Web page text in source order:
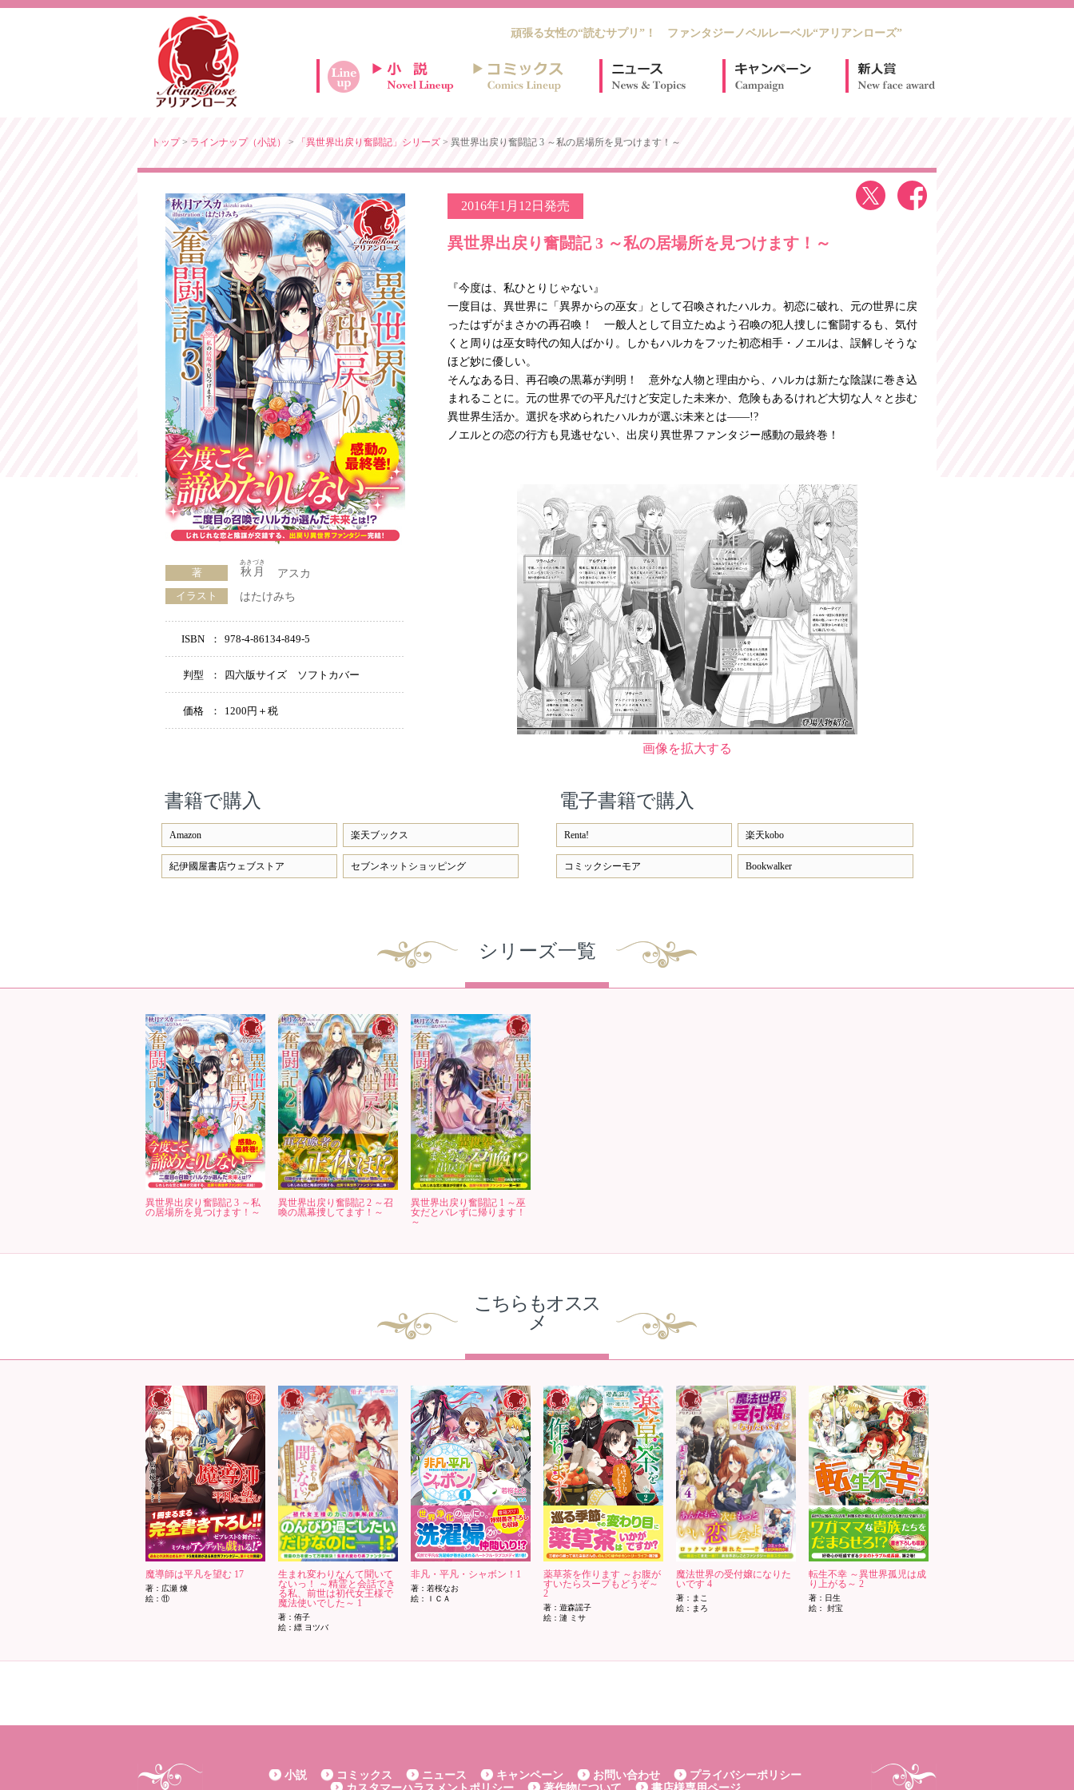
頑張る女性の“読むサプリ”！ ファンタジーノベルレーベル“アリアンローズ”
トップ> ラインナップ（小説） > 「異世界出戻り奮闘記」シリーズ> 異世界出戻り奮闘記 3 ～私の居場所を見つけます！～
2016年1月12日発売
異世界出戻り奮闘記 3 ～私の居場所を見つけます！～
著 秋月
あきづき
アスカ
イラスト
はたけみち
ISBN ： 978-4-86134-849-5
判型 ： 四六版サイズ ソフトカバー
価格 ： 1200円＋税
『今度は、私ひとりじゃない』
一度目は、異世界に「異界からの巫女」として召喚されたハルカ。初恋に破れ、元の世界に戻
ったはずがまさかの再召喚！ 一般人として目立たぬよう召喚の犯人捜しに奮闘するも、気付
くと周りは巫女時代の知人ばかり。しかもハルカをフッた初恋相手・ノエルは、誤解しそうな
ほど妙に優しい。
そんなある日、再召喚の黒幕が判明！ 意外な人物と理由から、ハルカは新たな陰謀に巻き込
まれることに。元の世界での平凡だけど安定した未来か、危険もあるけれど大切な人々と歩む
異世界生活か。選択を求められたハルカが選ぶ未来とは――!?
ノエルとの恋の行方も見逃せない、出戻り異世界ファンタジー感動の最終巻！
画像を拡大する
書籍で購入
Amazon 楽天ブックス
紀伊國屋書店ウェブストア セブンネットショッピング
電子書籍で購入
Renta! 楽天kobo
コミックシーモア Bookwalker
シリーズ一覧
異世界出戻り奮闘記 3 ～私
の居場所を見つけます！～
異世界出戻り奮闘記 2 ～召
喚の黒幕捜してます！～
異世界出戻り奮闘記 1 ～巫
女だとバレずに帰ります！
～
こちらもオスス
メ
魔導師は平凡を望む 17
著：広瀬 煉
絵：⑪
生まれ変わりなんて聞いて
ないっ！ ～精霊と会話でき
る私、前世は初代女王様で
魔法使いでした～ 1
著：侑子
絵：縹 ヨツバ
非凡・平凡・シャボン！1
著：若桜なお
絵：ＩＣＡ
薬草茶を作ります ～お腹が
すいたらスープもどうぞ～
2
著：遊森謡子
絵：漣 ミサ
魔法世界の受付嬢になりた
いです 4
著：まこ
絵：まろ
転生不幸 ～異世界孤児は成
り上がる～ 2
著：日生
絵： 封宝
小説 コミックス ニュース キャンペーン お問い合わせ
プライバシーポリシー